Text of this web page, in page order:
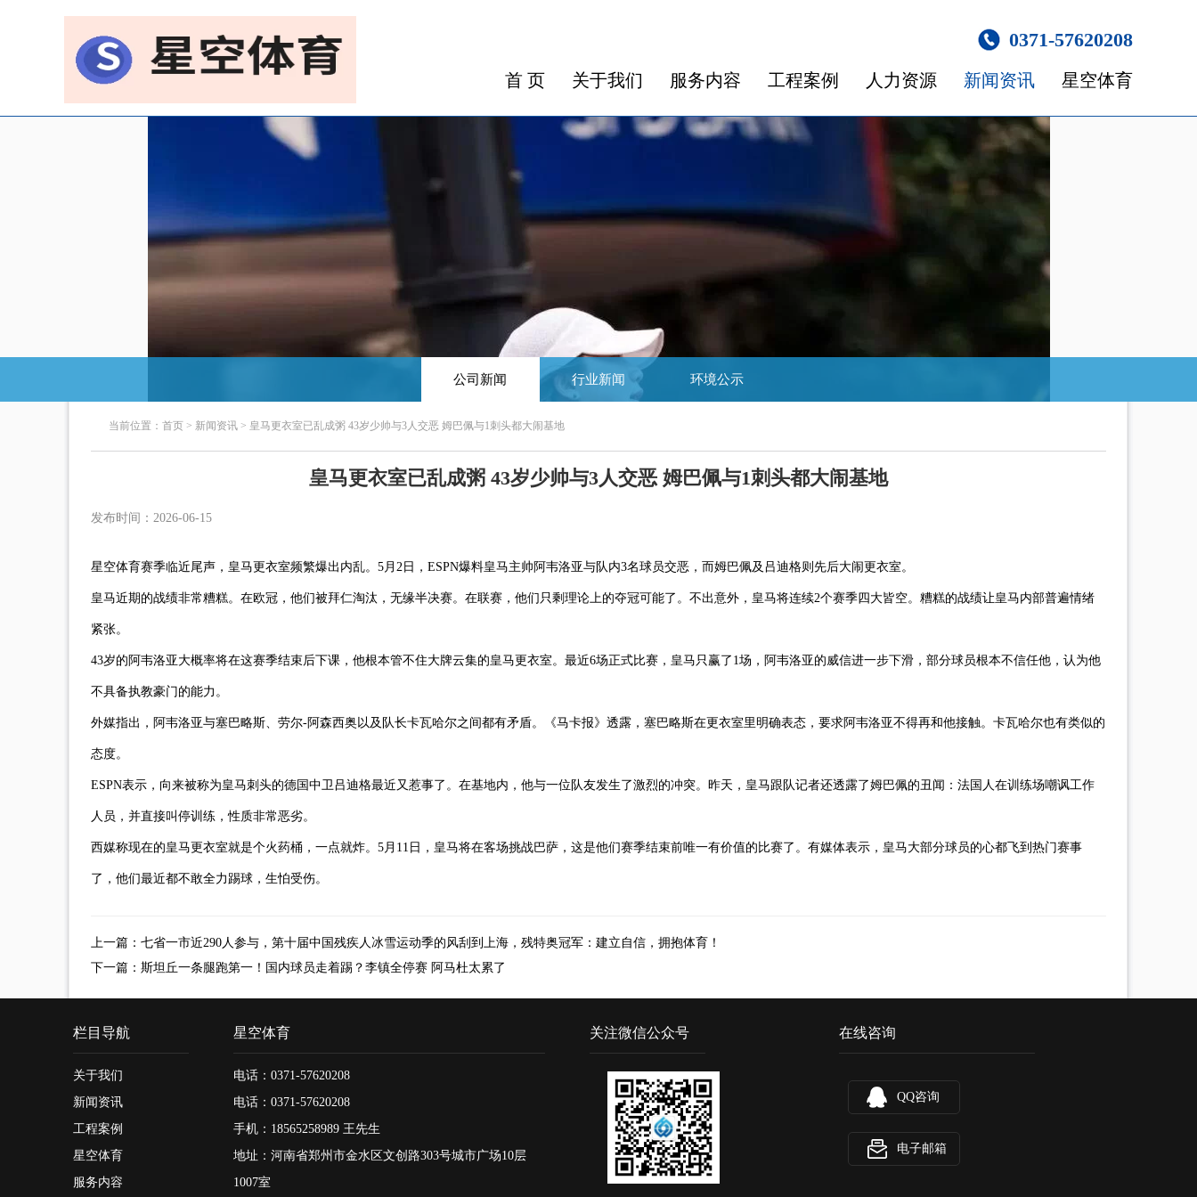
0371-57620208
首 页 关于我们 服务内容 工程案例 人力资源 新闻资讯 星空体育
公司新闻 行业新闻 环境公示
当前位置： 首页 > 新闻资讯 > 皇马更衣室已乱成粥 43岁少帅与3人交恶 姆巴佩与1刺头都大闹基地
皇马更衣室已乱成粥 43岁少帅与3人交恶 姆巴佩与1刺头都大闹基地
发布时间：2026-06-15
星空体育赛季临近尾声，皇马更衣室频繁爆出内乱。5月2日，ESPN爆料皇马主帅阿韦洛亚与队内3名球员交恶，而姆巴佩及吕迪格则先后大闹更衣室。
皇马近期的战绩非常糟糕。在欧冠，他们被拜仁淘汰，无缘半决赛。在联赛，他们只剩理论上的夺冠可能了。不出意外，皇马将连续2个赛季四大皆空。糟糕的战绩让皇马内部普遍情绪
紧张。
43岁的阿韦洛亚大概率将在这赛季结束后下课，他根本管不住大牌云集的皇马更衣室。最近6场正式比赛，皇马只赢了1场，阿韦洛亚的威信进一步下滑，部分球员根本不信任他，认为他
不具备执教豪门的能力。
外媒指出，阿韦洛亚与塞巴略斯、劳尔-阿森西奥以及队长卡瓦哈尔之间都有矛盾。《马卡报》透露，塞巴略斯在更衣室里明确表态，要求阿韦洛亚不得再和他接触。卡瓦哈尔也有类似的
态度。
ESPN表示，向来被称为皇马刺头的德国中卫吕迪格最近又惹事了。在基地内，他与一位队友发生了激烈的冲突。昨天，皇马跟队记者还透露了姆巴佩的丑闻：法国人在训练场嘲讽工作
人员，并直接叫停训练，性质非常恶劣。
西媒称现在的皇马更衣室就是个火药桶，一点就炸。5月11日，皇马将在客场挑战巴萨，这是他们赛季结束前唯一有价值的比赛了。有媒体表示，皇马大部分球员的心都飞到热门赛事
了，他们最近都不敢全力踢球，生怕受伤。
上一篇： 七省一市近290人参与，第十届中国残疾人冰雪运动季的风刮到上海，残特奥冠军：建立自信，拥抱体育！
下一篇： 斯坦丘一条腿跑第一！国内球员走着踢？李镇全停赛 阿马杜太累了
栏目导航
关于我们
新闻资讯
工程案例
星空体育
服务内容
星空体育
电话：0371-57620208
电话：0371-57620208
手机：18565258989 王先生
地址：河南省郑州市金水区文创路303号城市广场10层
1007室
关注微信公众号 在线咨询
QQ咨询
电子邮箱